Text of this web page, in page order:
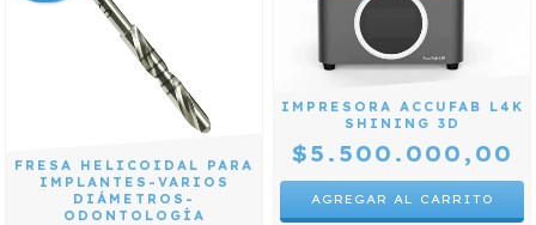
FRESA HELICOIDAL PARA
IMPLANTES-VARIOS
DIÁMETROS-
ODONTOLOGÍA
IMPRESORA ACCUFAB L4K
SHINING 3D
$5.500.000,00